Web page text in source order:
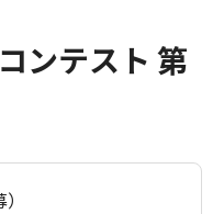
ンテスト 第